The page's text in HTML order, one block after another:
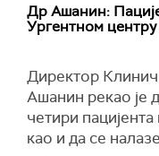
Др Ашанин:
Ургентном
Директор
Ашанин рекао је
четири
као и да се